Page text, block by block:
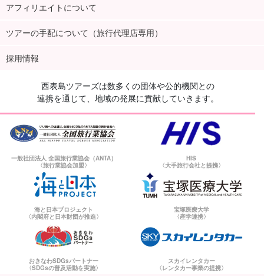
アフィリエイトについて
ツアーの手配について（旅行代理店専用）
採用情報
西表島ツアーズは数多くの団体や公的機関との
連携を通じて、地域の発展に貢献していきます。
一般社団法人 全国旅行業協会（ANTA）
〈旅行業協会加盟〉
HIS
〈大手旅行会社と提携〉
海と日本プロジェクト
〈内閣府と日本財団が推進〉
宝塚医療大学
〈産学連携〉
おきなわSDGsパートナー
〈SDGsの普及活動を実施〉
スカイレンタカー
〈レンタカー事業の提携〉